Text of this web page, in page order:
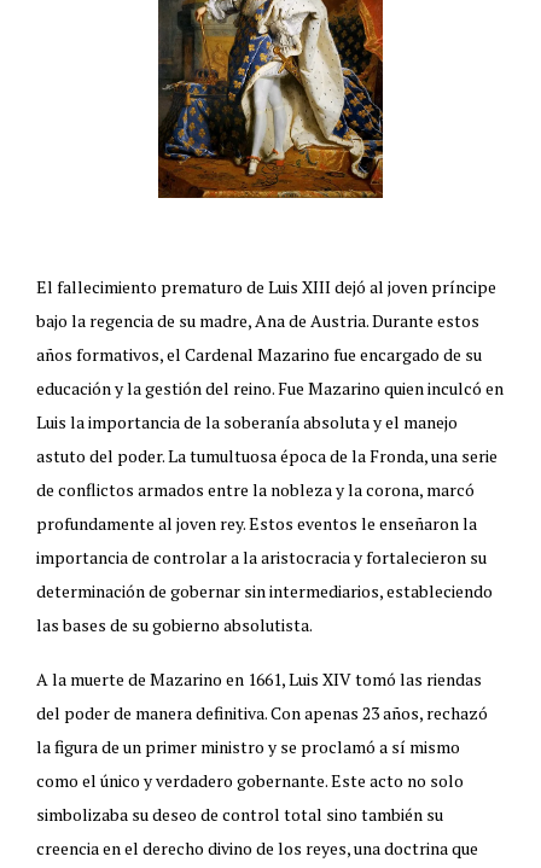
El fallecimiento prematuro de Luis XIII dejó al joven príncipe
bajo la regencia de su madre, Ana de Austria. Durante estos
años formativos, el Cardenal Mazarino fue encargado de su
educación y la gestión del reino. Fue Mazarino quien inculcó en
Luis la importancia de la soberanía absoluta y el manejo
astuto del poder. La tumultuosa época de la Fronda, una serie
de conflictos armados entre la nobleza y la corona, marcó
profundamente al joven rey. Estos eventos le enseñaron la
importancia de controlar a la aristocracia y fortalecieron su
determinación de gobernar sin intermediarios, estableciendo
las bases de su gobierno absolutista.
A la muerte de Mazarino en 1661, Luis XIV tomó las riendas
del poder de manera definitiva. Con apenas 23 años, rechazó
la figura de un primer ministro y se proclamó a sí mismo
como el único y verdadero gobernante. Este acto no solo
simbolizaba su deseo de control total sino también su
creencia en el derecho divino de los reyes, una doctrina que